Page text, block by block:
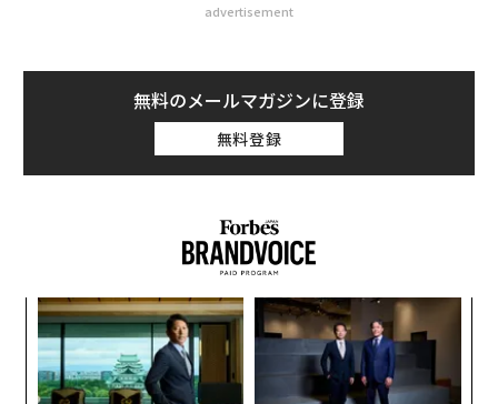
advertisement
無料のメールマガジンに登録
無料登録